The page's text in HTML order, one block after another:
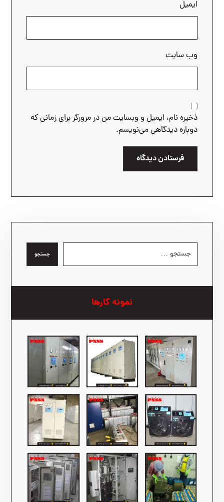
ایمیل
وب‌ سایت
ذخیره نام، ایمیل و وبسایت من در مرورگر برای زمانی که
دوباره دیدگاهی می‌نویسم.
فرستادن دیدگاه
جستجو
نمونه کارها